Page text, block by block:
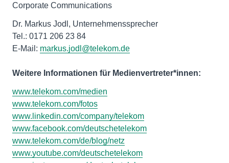
Corporate Communications
Dr. Markus Jodl, Unternehmenssprecher
Tel.: 0171 206 23 84
E-Mail: markus.jodl@telekom.de
Weitere Informationen für Medienvertreter*innen:
www.telekom.com/medien
www.telekom.com/fotos
www.linkedin.com/company/telekom
www.facebook.com/deutschetelekom
www.telekom.com/de/blog/netz
www.youtube.com/deutschetelekom